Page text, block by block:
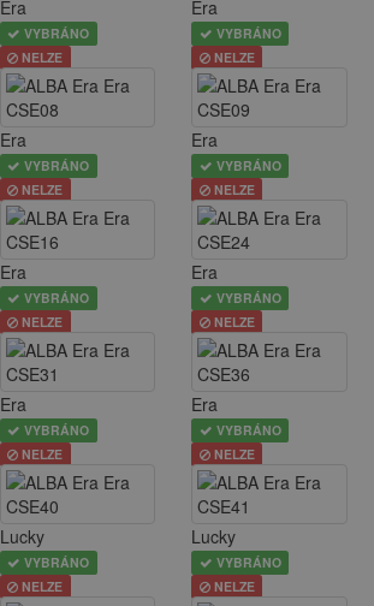
Era
VYBRÁNO
NELZE
Era
VYBRÁNO
NELZE
Era
VYBRÁNO
NELZE
Era
VYBRÁNO
NELZE
Era
VYBRÁNO
NELZE
Era
VYBRÁNO
NELZE
Era
VYBRÁNO
NELZE
Era
VYBRÁNO
NELZE
Lucky
VYBRÁNO
NELZE
Lucky
VYBRÁNO
NELZE